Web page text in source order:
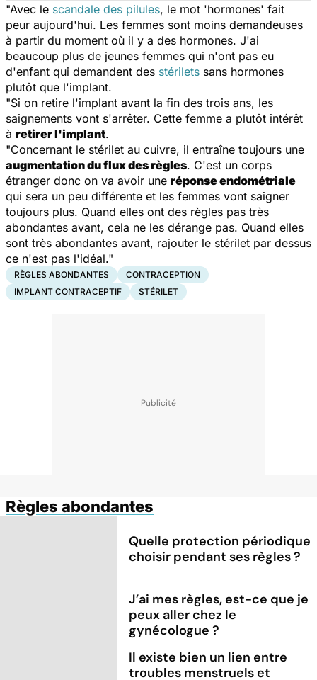
"Avec le scandale des pilules, le mot 'hormones' fait
peur aujourd'hui. Les femmes sont moins demandeuses
à partir du moment où il y a des hormones. J'ai
beaucoup plus de jeunes femmes qui n'ont pas eu
d'enfant qui demandent des stérilets sans hormones
plutôt que l'implant.
"Si on retire l'implant avant la fin des trois ans, les
saignements vont s'arrêter. Cette femme a plutôt intérêt
à retirer l'implant.
"Concernant le stérilet au cuivre, il entraîne toujours une
augmentation du flux des règles. C'est un corps
étranger donc on va avoir une réponse endométriale
qui sera un peu différente et les femmes vont saigner
toujours plus. Quand elles ont des règles pas très
abondantes avant, cela ne les dérange pas. Quand elles
sont très abondantes avant, rajouter le stérilet par dessus
ce n'est pas l'idéal."
RÈGLES ABONDANTES
CONTRACEPTION
IMPLANT CONTRACEPTIF
STÉRILET
Règles abondantes
Quelle protection périodique
choisir pendant ses règles ?
J’ai mes règles, est-ce que je
peux aller chez le
gynécologue ?
Il existe bien un lien entre
troubles menstruels et